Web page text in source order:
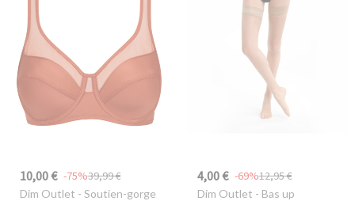
10,00 € 39,99 €
-75%
Dim Outlet - Soutien-gorge
4,00 € 12,95 €
-69%
Dim Outlet - Bas up